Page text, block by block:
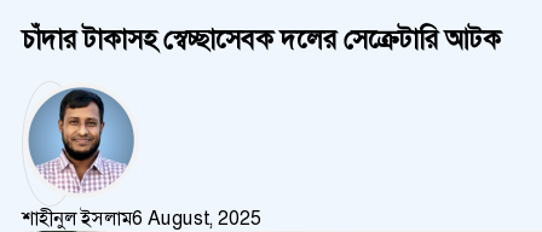
চাঁদার টাকাসহ স্বেচ্ছাসেবক দলের সেক্রেটারি আটক
শাহীনুল ইসলাম6 August, 2025